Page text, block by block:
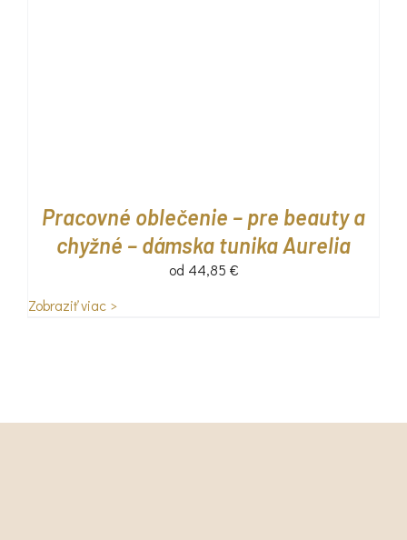
Pracovné oblečenie – pre beauty a
chyžné – dámska tunika Aurelia
od 44,85 €
Zobraziť viac >